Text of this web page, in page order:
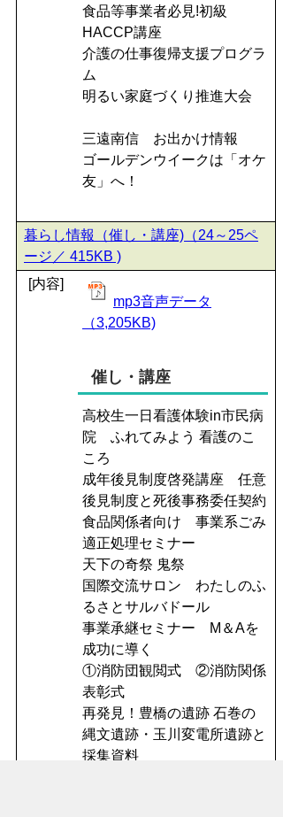
食品等事業者必見!初級
HACCP講座
介護の仕事復帰支援プログラ
ム
明るい家庭づくり推進大会
三遠南信 お出かけ情報
ゴールデンウイークは「オケ
友」へ！
暮らし情報（催し・講座)（24～25ペ
ージ／ 415KB )
[内容]
mp3音声データ
（3,205KB)
催し・講座
高校生一日看護体験in市民病
院 ふれてみよう 看護のこ
ころ
成年後見制度啓発講座 任意
後見制度と死後事務委任契約
食品関係者向け 事業系ごみ
適正処理セミナー
天下の奇祭 鬼祭
国際交流サロン わたしのふ
るさとサルバドール
事業承継セミナー M＆Aを
成功に導く
①消防団観閲式 ②消防関係
表彰式
再発見！豊橋の遺跡 石巻の
縄文遺跡・玉川変電所遺跡と
採集資料